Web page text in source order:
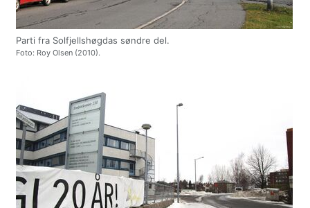
Parti fra Solfjellshøgdas søndre del.
Foto: Roy Olsen (2010).